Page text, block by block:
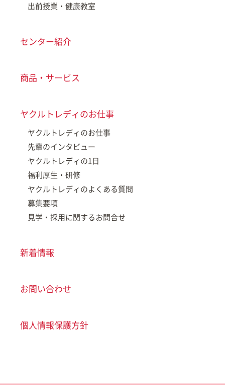
出前授業・健康教室
センター紹介
商品・サービス
ヤクルトレディのお仕事
ヤクルトレディのお仕事
先輩のインタビュー
ヤクルトレディの1日
福利厚生・研修
ヤクルトレディのよくある質問
募集要項
見学・採用に関するお問合せ
新着情報
お問い合わせ
個人情報保護方針